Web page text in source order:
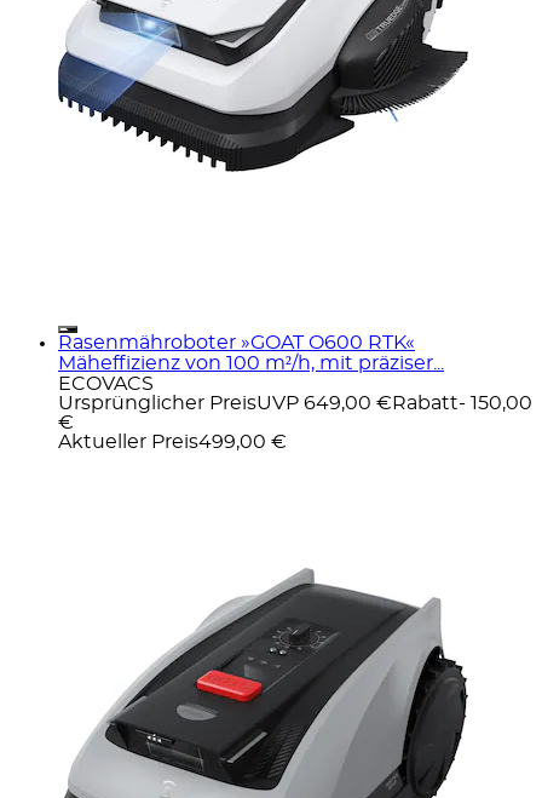
Rasenmähroboter »GOAT O600 RTK«
Mäheffizienz von 100 m²/h, mit präziser...
ECOVACS
Ursprünglicher PreisUVP 649,00 € Rabatt- 150,00
€
Aktueller Preis499,00 €